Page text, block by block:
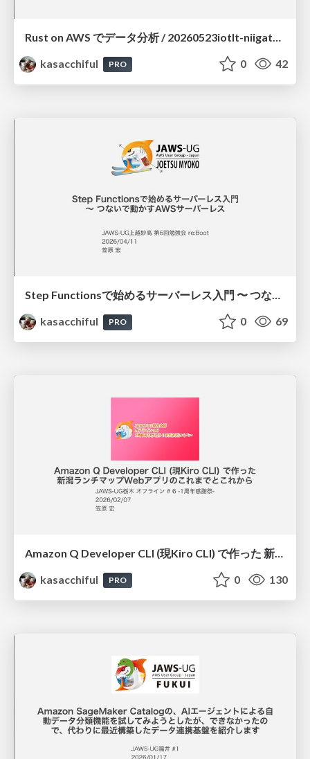
Rust on AWS でデータ分析 / 20260523iotlt-niigata-rust-on-aws
kasacchiful
PRO 0 42
Step Functionsで始めるサーバーレス入門 〜 つないで動かすAWSサーバーレス
kasacchiful
PRO 0 69
Amazon Q Developer CLI (現Kiro CLI) で作った 新潟ランチマップWebアプリのこれまでとこれから / 20260207jawsug-tochigi
kasacchiful
PRO 0 130